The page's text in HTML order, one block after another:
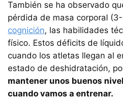
También se ha observado
pérdida de masa corporal
cognición, las habilidades
físico. Estos déficits de
cuando los atletas llegan al
estado de deshidratación,
mantener unos buenos
cuando vamos a entrenar.